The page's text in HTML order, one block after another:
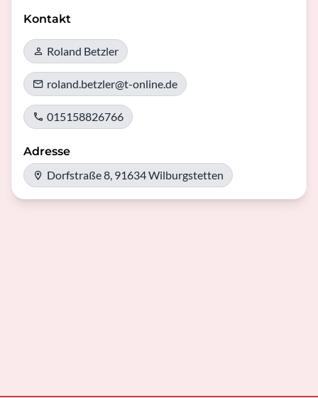
Kontakt
Roland Betzler
roland.betzler@t-online.de
015158826766
Adresse
Dorfstraße 8, 91634 Wilburgstetten